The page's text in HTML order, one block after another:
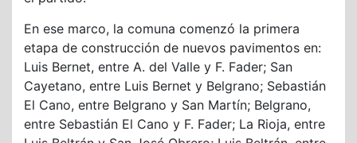
En ese marco, la comuna comenzó la primera
etapa de construcción de nuevos pavimentos en:
Luis Bernet, entre A. del Valle y F. Fader; San
Cayetano, entre Luis Bernet y Belgrano; Sebastián
El Cano, entre Belgrano y San Martín; Belgrano,
entre Sebastián El Cano y F. Fader; La Rioja, entre